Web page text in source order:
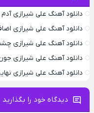
دانلود آهنگ علی شیرازی
دانلود آهنگ علی شیرازی
دانلود آهنگ علی شیرازی
دانلود آهنگ علی شیرازی
دانلود آهنگ علی شیرازی
دیدگاه خود را بگذارید